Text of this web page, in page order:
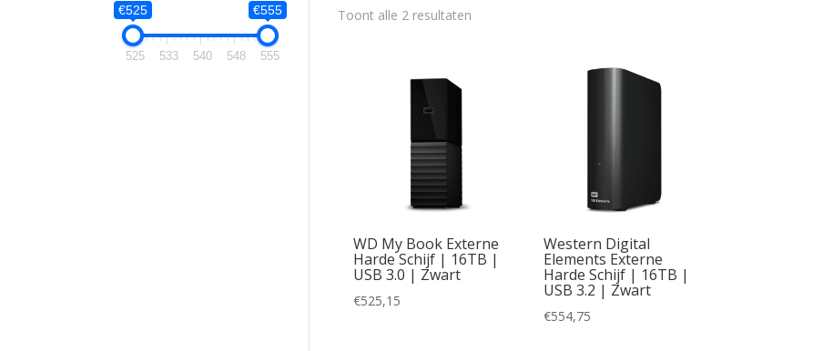
533
Toont alle 2 resultaten
WD My Book Externe
Harde Schijf | 16TB |
USB 3.0 | Zwart
€525,15
Western Digital
Elements Externe
Harde Schijf | 16TB |
USB 3.2 | Zwart
€554,75
€525 €555
525 533 540 548 555